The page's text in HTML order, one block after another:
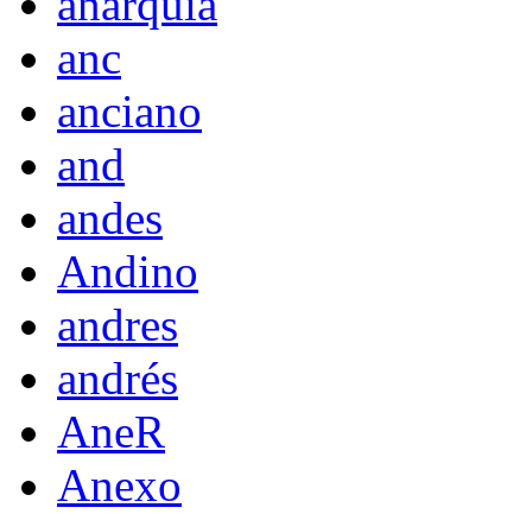
anc
anciano
and
andes
Andino
andres
andrés
AneR
Anexo